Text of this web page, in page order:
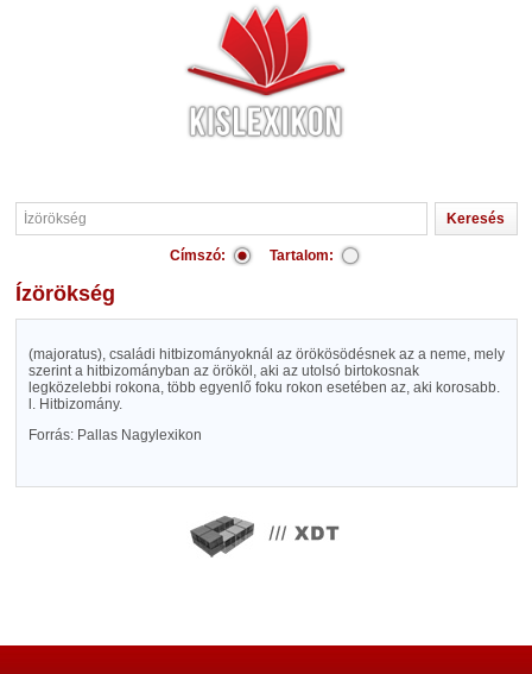
Címszó: Tartalom:
Ízörökség
(majoratus), családi hitbizományoknál az örökösödésnek az a neme, mely
szerint a hitbizományban az örököl, aki az utolsó birtokosnak
legközelebbi rokona, több egyenlő foku rokon esetében az, aki korosabb.
l. Hitbizomány.
Forrás: Pallas Nagylexikon